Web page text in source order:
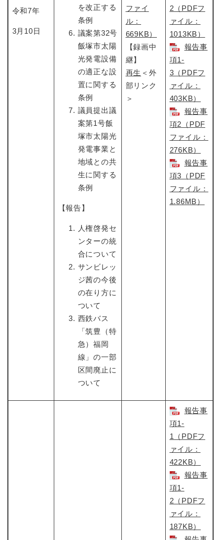
令和7年
3月10日
を改正する
条例
議案第32号
飯塚市太陽
光発電設備
の適正な設
置に関する
条例
議員提出議
案第1号飯
塚市太陽光
発電事業と
地域との共
生に関する
条例
【報告】
人権啓発セ
ンターの統
合について
サンビレッ
ジ茜の今後
の在り方に
ついて
西鉄バス
「筑豊（特
急）福岡
線」の一部
区間廃止に
ついて
ファイ
ル：
669KB）
【録画中
継】
再生 ＜外
部リンク
＞
2（PDFフ
ァイル：
1013KB）
報告事
項1-
3（PDFフ
ァイル：
403KB）
報告事
項2（PDF
ファイル：
276KB）
報告事
項3（PDF
ファイル：
1.86MB）
報告事
項1-
1（PDFフ
ァイル：
422KB）
報告事
項1-
2（PDFフ
ァイル：
187KB）